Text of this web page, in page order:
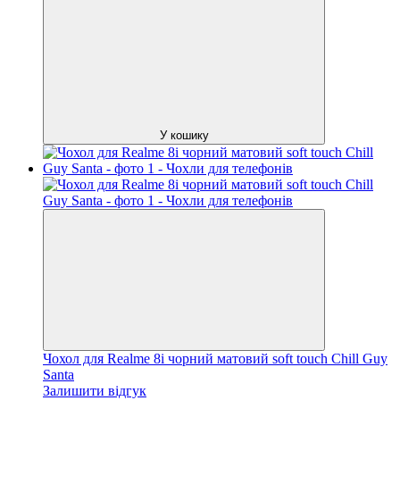
У кошику
Чохол для Realme 8i чорний матовий soft touch Chill Guy
Santa
Залишити відгук